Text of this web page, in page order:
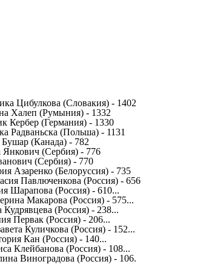
Цибулкова (Словакия) - 1402
Халеп (Румыния) - 1332
Кербер (Германия) - 1330
Радваньска (Польша) - 1131
(Канада) - 782
Янкович (Сербия) - 776
(Сербия) - 770
Азаренко (Белоруссия) - 735
Павлюченкова (Россия) - 656
Шарапова (Россия) - 610...
Макарова (Россия) - 575...
(Россия) - 238...
Первак (Россия) - 206...
Куличкова (Россия) - 152...
Кан (Россия) - 140...
Клейбанова (Россия) - 108...
Виноградова (Россия) - 106.